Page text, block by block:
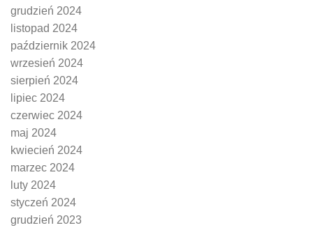
grudzień 2024
listopad 2024
październik 2024
wrzesień 2024
sierpień 2024
lipiec 2024
czerwiec 2024
maj 2024
kwiecień 2024
marzec 2024
luty 2024
styczeń 2024
grudzień 2023